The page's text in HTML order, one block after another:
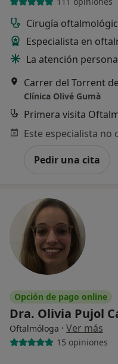
Cirugía
Especialista en
La atención
Clínica Olivé Gumà
Primera visita
Pedir una cita
Opción de pago online
Dra. Olivia Pujol
Oftalmóloga · Ver más
15 opiniones